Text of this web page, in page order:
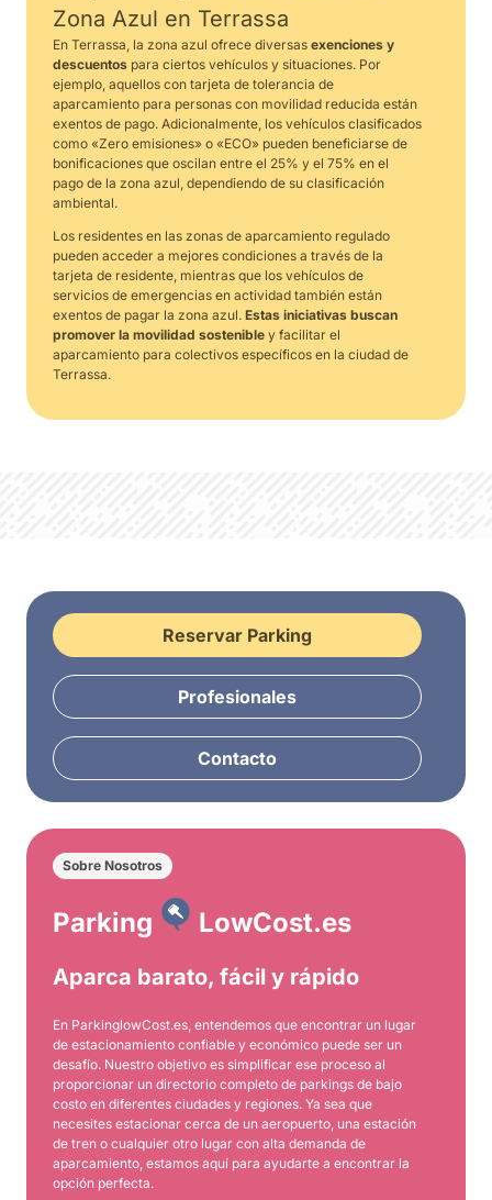
Zona Azul en Terrassa
En Terrassa, la zona azul ofrece diversas exenciones y
descuentos para ciertos vehículos y situaciones. Por
ejemplo, aquellos con tarjeta de tolerancia de
aparcamiento para personas con movilidad reducida están
exentos de pago. Adicionalmente, los vehículos clasificados
como «Zero emisiones» o «ECO» pueden beneficiarse de
bonificaciones que oscilan entre el 25% y el 75% en el
pago de la zona azul, dependiendo de su clasificación
ambiental.
Los residentes en las zonas de aparcamiento regulado
pueden acceder a mejores condiciones a través de la
tarjeta de residente, mientras que los vehículos de
servicios de emergencias en actividad también están
exentos de pagar la zona azul. Estas iniciativas buscan
promover la movilidad sostenible y facilitar el
aparcamiento para colectivos específicos en la ciudad de
Terrassa.
Reservar Parking
Profesionales
Contacto
Sobre Nosotros
Parking LowCost.es
Aparca barato, fácil y rápido
En ParkinglowCost.es, entendemos que encontrar un lugar
de estacionamiento confiable y económico puede ser un
desafío. Nuestro objetivo es simplificar ese proceso al
proporcionar un directorio completo de parkings de bajo
costo en diferentes ciudades y regiones. Ya sea que
necesites estacionar cerca de un aeropuerto, una estación
de tren o cualquier otro lugar con alta demanda de
aparcamiento, estamos aquí para ayudarte a encontrar la
opción perfecta.